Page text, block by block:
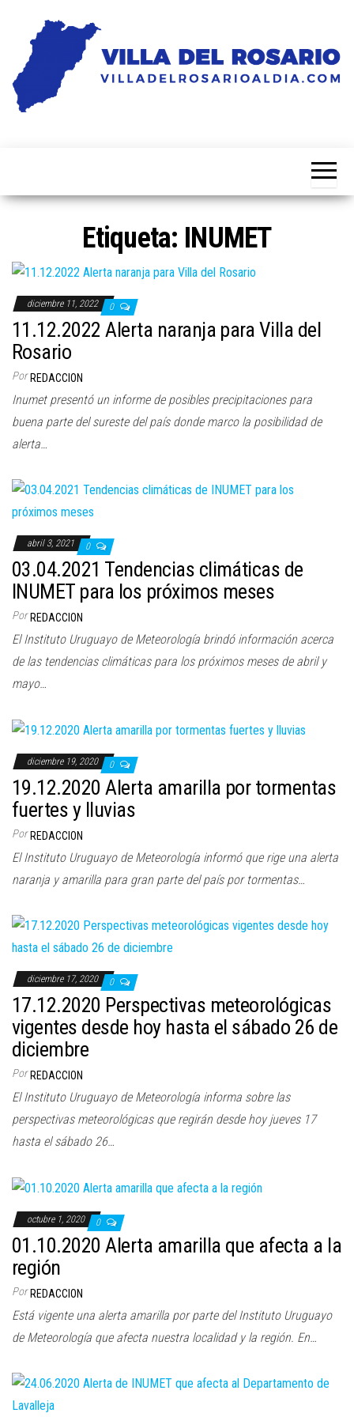
contenido
Al Dia
Etiqueta: INUMET
diciembre 11, 2022 0
11.12.2022 Alerta naranja para Villa del
Rosario
Por REDACCION
Inumet presentó un informe de posibles precipitaciones para
buena parte del sureste del país donde marco la posibilidad de
alerta…
abril 3, 2021 0
03.04.2021 Tendencias climáticas de
INUMET para los próximos meses
Por REDACCION
El Instituto Uruguayo de Meteorología brindó información acerca
de las tendencias climáticas para los próximos meses de abril y
mayo…
diciembre 19, 2020 0
19.12.2020 Alerta amarilla por tormentas
fuertes y lluvias
Por REDACCION
El Instituto Uruguayo de Meteorología informó que rige una alerta
naranja y amarilla para gran parte del país por tormentas…
diciembre 17, 2020 0
17.12.2020 Perspectivas meteorológicas
vigentes desde hoy hasta el sábado 26 de
diciembre
Por REDACCION
El Instituto Uruguayo de Meteorología informa sobre las
perspectivas meteorológicas que regirán desde hoy jueves 17
hasta el sábado 26…
octubre 1, 2020 0
01.10.2020 Alerta amarilla que afecta a la
región
Por REDACCION
Está vigente una alerta amarilla por parte del Instituto Uruguayo
de Meteorología que afecta nuestra localidad y la región. En…